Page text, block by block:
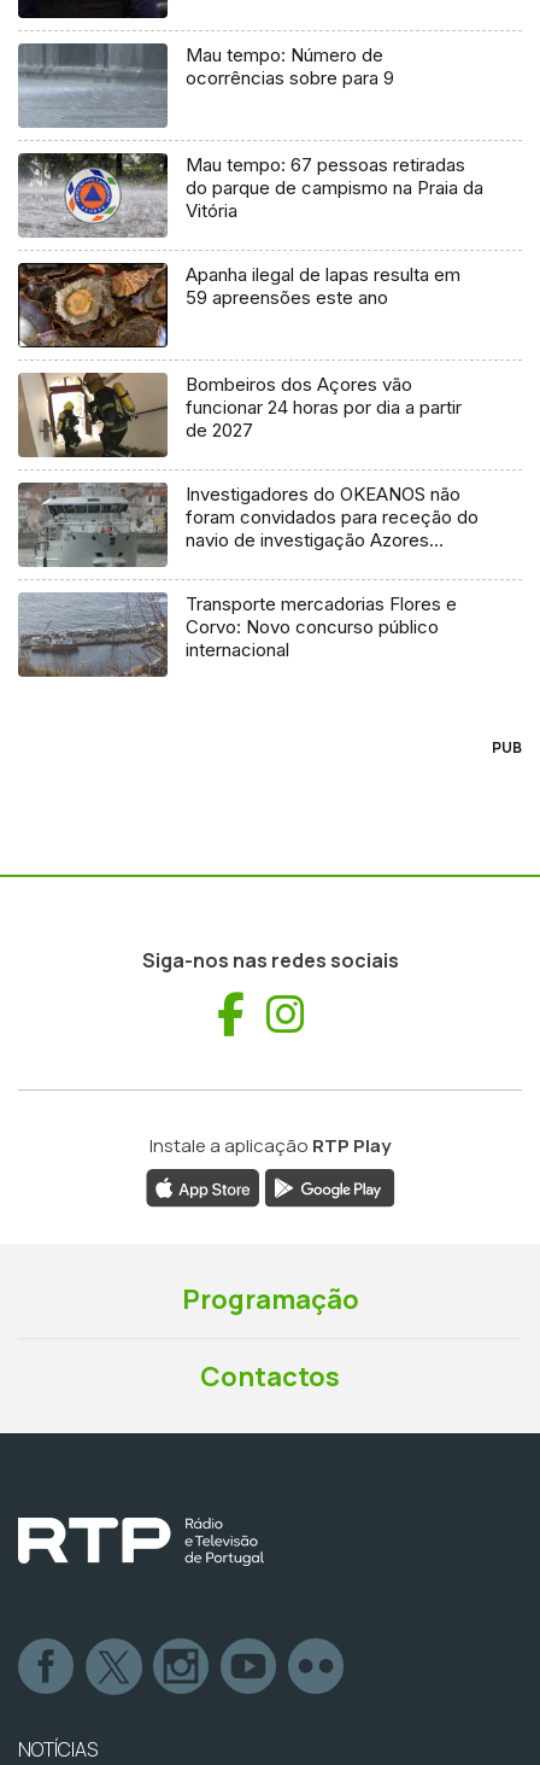
Mau tempo: Número de
ocorrências sobre para 9
Mau tempo: 67 pessoas retiradas
do parque de campismo na Praia da
Vitória
Apanha ilegal de lapas resulta em
59 apreensões este ano
Bombeiros dos Açores vão
funcionar 24 horas por dia a partir
de 2027
Investigadores do OKEANOS não
foram convidados para receção do
navio de investigação Azores
Transporte mercadorias Flores e
Corvo: Novo concurso público
internacional
PUB
Siga-nos nas redes sociais
Facebook
Instale a aplicação RTP Play
Programação
Contactos
NOTÍCIAS